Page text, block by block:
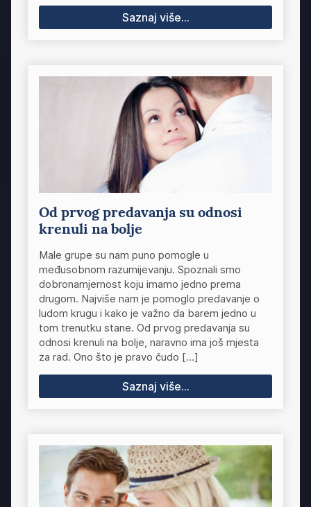
Saznaj više...
Od prvog predavanja su odnosi
krenuli na bolje
Male grupe su nam puno pomogle u
međusobnom razumijevanju. Spoznali smo
dobronamjernost koju imamo jedno prema
drugom. Najviše nam je pomoglo predavanje o
ludom krugu i kako je važno da barem jedno u
tom trenutku stane. Od prvog predavanja su
odnosi krenuli na bolje, naravno ima još mjesta
za rad. Ono što je pravo čudo […]
Saznaj više...